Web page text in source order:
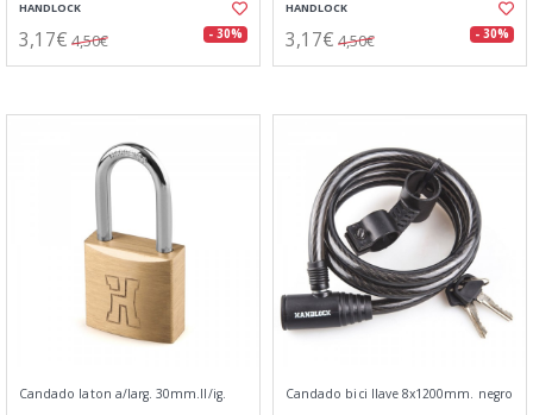
HANDLOCK
3,17€ 4,50€ - 30%
HANDLOCK
3,17€ 4,50€ - 30%
Candado laton a/larg. 30mm.ll/ig. Candado bici llave 8x1200mm. negro